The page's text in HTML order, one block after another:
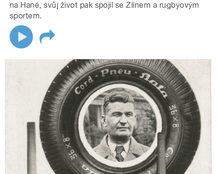
na Hané, svůj život pak spojil se Zlínem a rugbyovým
sportem.